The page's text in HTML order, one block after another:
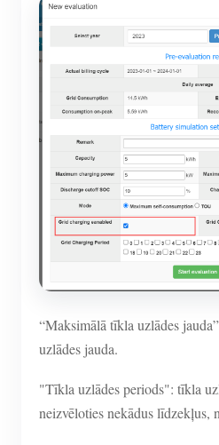
“Maksimālā tīkla uzlādes
uzlādes jauda.
"Tīkla uzlādes periods": tīkla
neizvēloties nekādus līdzekļus,